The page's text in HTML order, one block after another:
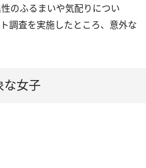
のふるまいや気配りについ
調査を実施したところ、意外な
な女子